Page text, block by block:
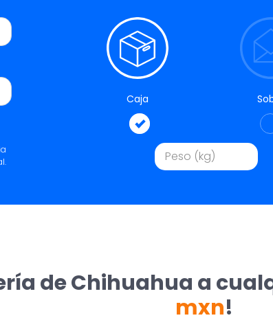
Caja
de Chihuahua a
mxn!